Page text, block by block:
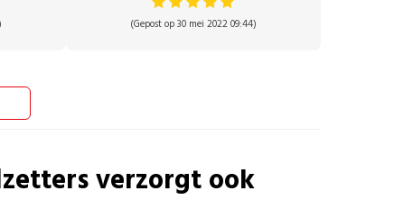
(Gepost op 30 mei 2022 09:44)
verzorgt ook